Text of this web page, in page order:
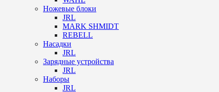
Ножевые блоки
JRL
MARK SHMIDT
REBELL
Насадки
JRL
Зарядные устройства
JRL
Наборы
JRL